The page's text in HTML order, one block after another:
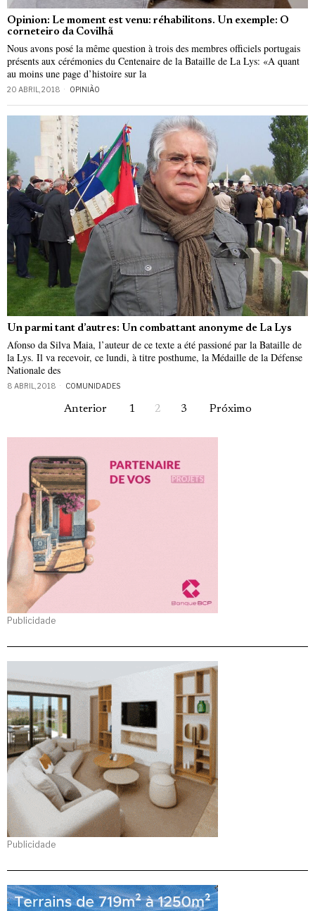
Opinion: Le moment est venu: réhabilitons. Un exemple: O
corneteiro da Covilhã
Nous avons posé la même question à trois des membres officiels portugais
présents aux cérémonies du Centenaire de la Bataille de La Lys: «A quant
au moins une page d’histoire sur la
20 ABRIL, 2018 OPINIÃO
Un parmi tant d’autres: Un combattant anonyme de La Lys
Afonso da Silva Maia, l’auteur de ce texte a été passioné par la Bataille de
la Lys. Il va recevoir, ce lundi, à titre posthume, la Médaille de la Défense
Nationale des
8 ABRIL, 2018 COMUNIDADES
Anterior 1 2 3 Próximo
Publicidade
Publicidade